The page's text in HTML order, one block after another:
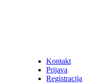
Kontakt
Prijava
Registracija